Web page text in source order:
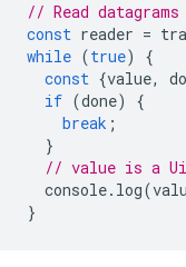
// Read
const reader =
while (true)
{
const {value,
if (done)
{
break ;
}
// value is a
console. log(
}